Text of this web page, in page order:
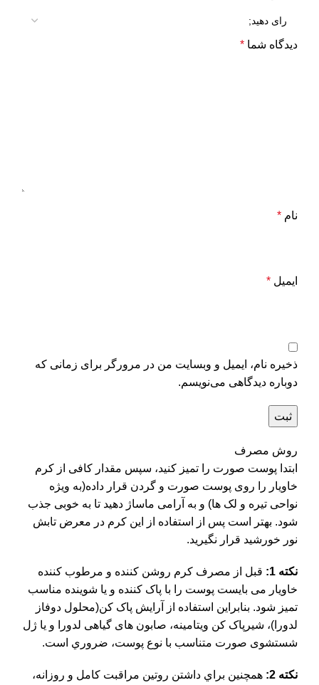
دیدگاه شما *
نام *
ایمیل *
ذخیره نام، ایمیل و وبسایت من در مرورگر برای زمانی که
دوباره دیدگاهی می‌نویسم.
روش مصرف
ابتدا پوست صورت را تميز کنيد، سپس مقدار کافی از کرم
خاویار را روی پوست صورت و گردن قرار داده(به ویژه
نواحی تیره و لک ها) و به آرامی ماساژ دهيد تا به خوبی جذب
شود. بهتر است پس از استفاده از این کرم در معرض تابش
نور خورشید قرار نگیرید.
نکته 1:
قبل از مصرف کرم روشن کننده و مرطوب کننده
خاویار می بايست پوست را با پاک کننده و يا شوينده مناسب
تميز شود. بنابراين استفاده از آرايش پاک ­کن(محلول دوفاز
لدورا)، شيرپاک کن ویتامینه، صابون های گياهی لدورا و يا ژل
شستشوی صورت متناسب با نوع پوست، ضروري است.
نکته 2:
همچنين براي داشتن روتين مراقبت کامل و روزانه،